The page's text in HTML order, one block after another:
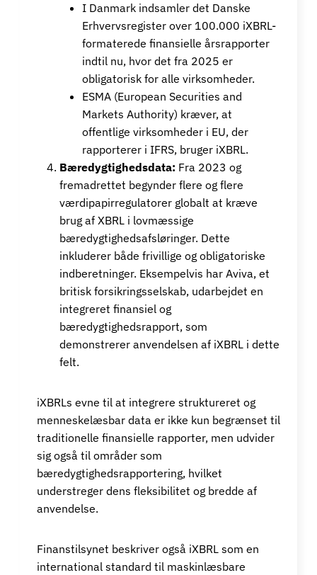
I Danmark indsamler det Danske
Erhvervsregister over 100.000 iXBRL-
formaterede finansielle årsrapporter
indtil nu, hvor det fra 2025 er
obligatorisk for alle virksomheder.
ESMA (European Securities and
Markets Authority) kræver, at
offentlige virksomheder i EU, der
rapporterer i IFRS, bruger iXBRL.
Bæredygtighedsdata: Fra 2023 og
fremadrettet begynder flere og flere
værdipapirregulatorer globalt at kræve
brug af XBRL i lovmæssige
bæredygtighedsafsløringer. Dette
inkluderer både frivillige og obligatoriske
indberetninger. Eksempelvis har Aviva, et
britisk forsikringsselskab, udarbejdet en
integreret finansiel og
bæredygtighedsrapport, som
demonstrerer anvendelsen af iXBRL i dette
felt.
iXBRLs evne til at integrere struktureret og
menneskelæsbar data er ikke kun begrænset til
traditionelle finansielle rapporter, men udvider
sig også til områder som
bæredygtighedsrapportering, hvilket
understreger dens fleksibilitet og bredde af
anvendelse.
Finanstilsynet beskriver også iXBRL som en
international standard til maskinlæsbare